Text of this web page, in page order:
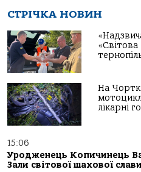
СТРІЧКА НОВИН
«Світова
На
лікарні
15:06
Уродженець Копичинець
Зали світової шахової слави